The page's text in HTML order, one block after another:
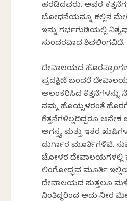
ಹರಡಿದವರು. ಅವರ
ಬೋಧನೆಯನ್ನೂ ಕಲ್ಲಿನ
ಇನ್ನು ಗರ್ಭಗುಡಿಯಲ್ಲಿ
ಸುಂದರವಾದ ಶಿವಲಿಂಗವಿದೆ.
ದೇವಾಲಯದ
ಪ್ರದಕ್ಷಿಣೆ ಬಂದರೆ
ಅಲಂಕರಿಸಿದ
ನಮ್ಮ ಹೊಯ್ಸಳರಂತೆ
ಕೆತ್ತನೆಗಳಿಲ್ಲದಿದ್ದರೂ
ಅಗಸ್ತ್ಯ ಮತ್ತು ಇತರ
ದುರ್ಗಾರ ಮೂರ್ತಿಗಳಿವೆ.
ಚೋಳರ ದೇವಾಲಯಗಳಲ್ಲಿ
ಲಿಂಗೋದ್ಭವ ಮೂರ್ತಿ
ದೇವಾಲಯದ ಸುತ್ತಲೂ ಮಳೆ
ನಿಂತಿದ್ದರಿಂದ ಅದು ನೀರ